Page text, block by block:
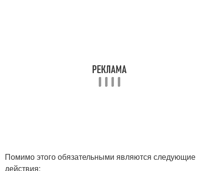
Помимо этого обязательными являются следующие
действия: